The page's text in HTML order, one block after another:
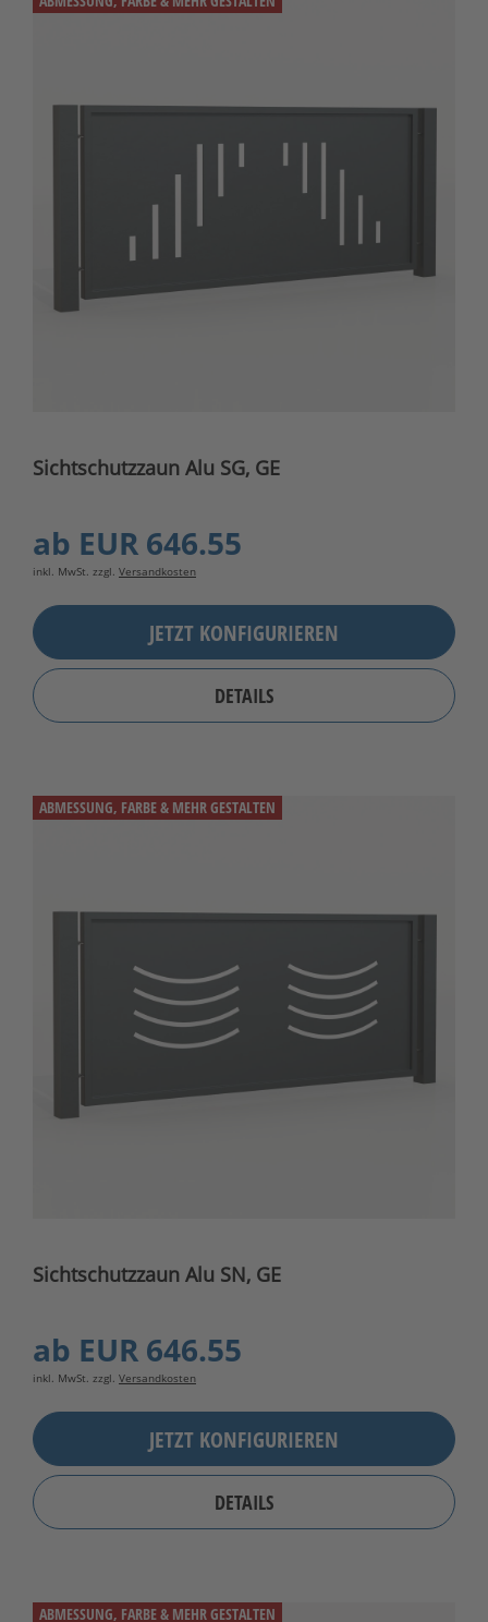
Sichtschutzzaun Alu SG, GE
ab EUR 646.55
inkl. MwSt. zzgl. Versandkosten
JETZT KONFIGURIEREN
DETAILS
ABMESSUNG, FARBE & MEHR GESTALTEN
Sichtschutzzaun Alu SN, GE
ab EUR 646.55
inkl. MwSt. zzgl. Versandkosten
JETZT KONFIGURIEREN
DETAILS
ABMESSUNG, FARBE & MEHR GESTALTEN